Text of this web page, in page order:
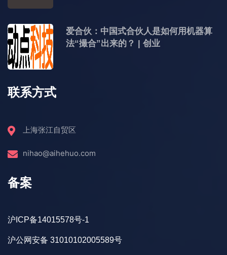
爱合伙：中国式合伙人是如何用机器算
法“撮合”出来的？ | 创业
联系方式
上海张江自贸区
nihao@aihehuo.com
备案
沪ICP备14015578号-1
沪公网安备 31010102005589号